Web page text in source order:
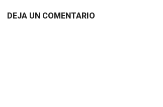
DEJA UN COMENTARIO